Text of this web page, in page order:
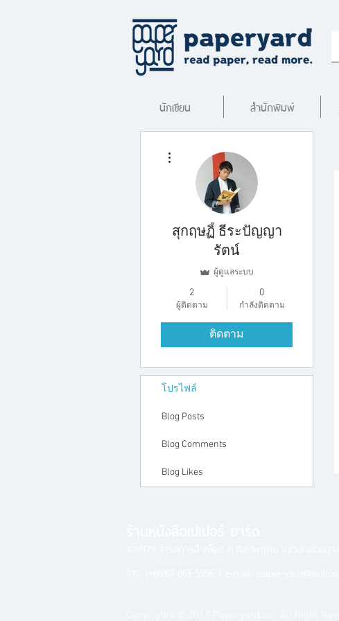
นักเขียน สำนักพิมพ์
สุกฤษฏิ์ ธีระปัญญา
รัตน์
ผู้ดูแลระบบ
2
ผู้ติดตาม
0
กำลังติดตาม
ติดตาม
โปรไฟล์
Blog Posts
Blog Comments
Blog Likes